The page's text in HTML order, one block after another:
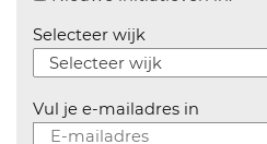
Selecteer wijk
Vul je e-mailadres in